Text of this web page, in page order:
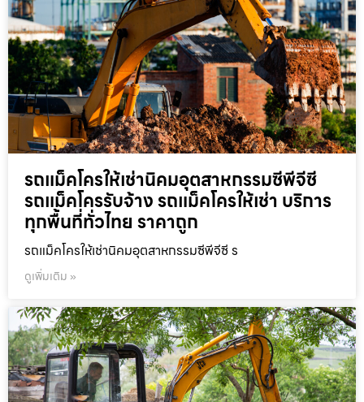
รถแม็คโครให้เช่านิคมอุตสาหกรรมซีพีจีซี
รถแม็คโครรับจ้าง รถแม็คโครให้เช่า บริการ
ทุกพื้นที่ทั่วไทย ราคาถูก
รถแม็คโครให้เช่านิคมอุตสาหกรรมซีพีจีซี ร
ดูเพิ่มเติม »